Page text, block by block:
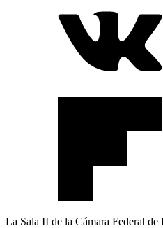
La Sala II de la Cámara Federal